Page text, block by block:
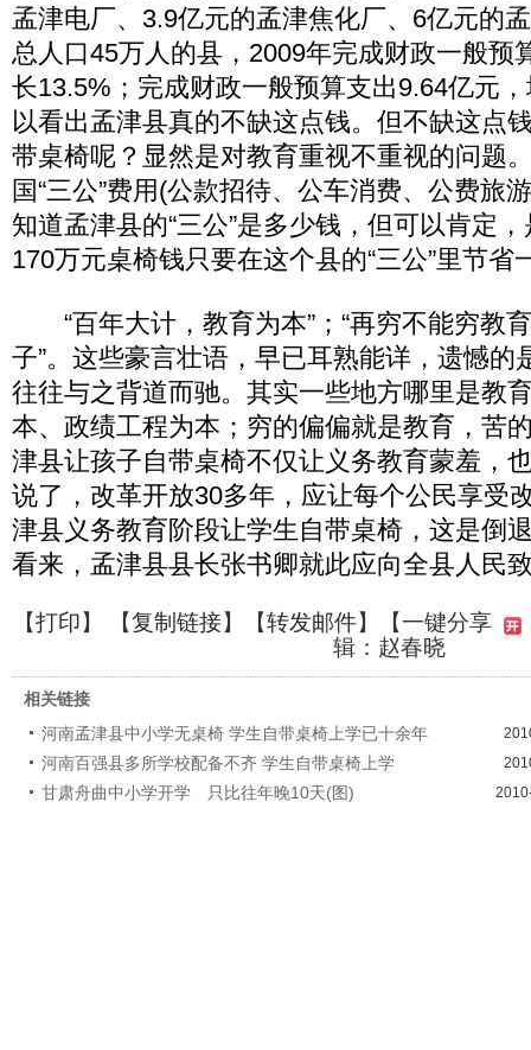
孟津电厂、3.9亿元的孟津焦化厂、6亿元
总人口45万人的县，2009年完成财政一般预
长13.5%；完成财政一般预算支出9.64亿元
以看出孟津县真的不缺这点钱。但不缺这点
带桌椅呢？显然是对教育重视不重视的问题
国“三公”费用(公款招待、公车消费、公费旅
知道孟津县的“三公”是多少钱，但可以肯定
170万元桌椅钱只要在这个县的“三公”里节省
“百年大计，教育为本”；“再穷不能穷教
子”。这些豪言壮语，早已耳熟能详，遗憾的
往往与之背道而驰。其实一些地方哪里是教
本、政绩工程为本；穷的偏偏就是教育，苦
津县让孩子自带桌椅不仅让义务教育蒙羞，
说了，改革开放30多年，应让每个公民享受
津县义务教育阶段让学生自带桌椅，这是倒
看来，孟津县县长张书卿就此应向全县人民
【打印】 【复制链接】【转发邮件】
【一键分享
辑：赵春晓
相关链接
河南孟津县中小学无桌椅 学生自带桌椅上学已十余年
河南百强县多所学校配备不齐 学生自带桌椅上学
甘肃舟曲中小学开学 只比往年晚10天(图)